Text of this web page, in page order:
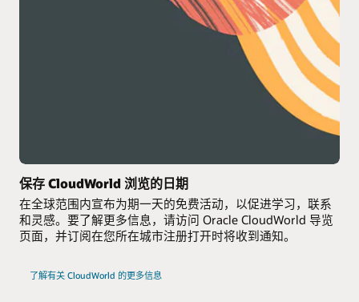
保存 CloudWorld 浏览的日期
在全球范围内宣布为期一天的免费活动，以促进学习，联系
和灵感。要了解更多信息，请访问 Oracle CloudWorld 导览
页面，并订阅在您所在城市注册打开时将收到通知。
了解有关 CloudWorld 的更多信息